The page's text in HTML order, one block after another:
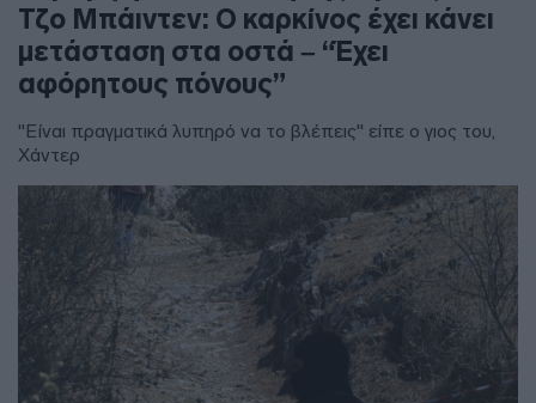
Τζο Μπάιντεν: Ο καρκίνος έχει κάνει
μετάσταση στα οστά – “Έχει
αφόρητους πόνους”
"Είναι πραγματικά λυπηρό να το βλέπεις" είπε ο γιος του,
Χάντερ